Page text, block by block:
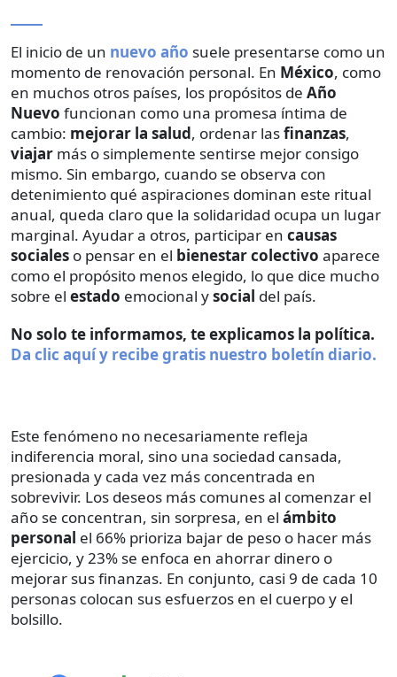
El inicio de un nuevo año suele presentarse como un
momento de renovación personal. En México, como
en muchos otros países, los propósitos de Año
Nuevo funcionan como una promesa íntima de
cambio: mejorar la salud, ordenar lasfinanzas,
viajar más o simplemente sentirse mejor consigo
mismo. Sin embargo, cuando se observa con
detenimiento qué aspiraciones dominan este ritual
anual, queda claro que la solidaridad ocupa un lugar
marginal. Ayudar a otros, participar en causas
sociales o pensar en el bienestarcolectivo aparece
como el propósito menos elegido, lo que dice mucho
sobre el estado emocional ysocial del país.
No solo te informamos, te explicamos la política.
Da clic aquí y recibe gratis nuestro boletín diario.
Este fenómeno no necesariamente refleja
indiferencia moral, sino una sociedad cansada,
presionada y cada vez más concentrada en
sobrevivir. Los deseos más comunes al comenzar el
año se concentran, sin sorpresa, en el ámbito
personal el 66% prioriza bajar de peso o hacer más
ejercicio, y 23% se enfoca en ahorrar dinero o
mejorar sus finanzas. En conjunto, casi 9 de cada 10
personas colocan sus esfuerzos en el cuerpo y el
bolsillo.